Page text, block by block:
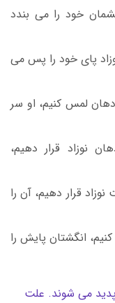
خود را می بندد
پای خود را پس می
دهان لمس کنیم، او سر
نوزاد قرار دهیم،
قرار دهیم، آن را
انگشتان پایش را
در 6 ماه اول ناپدید می شوند. علت